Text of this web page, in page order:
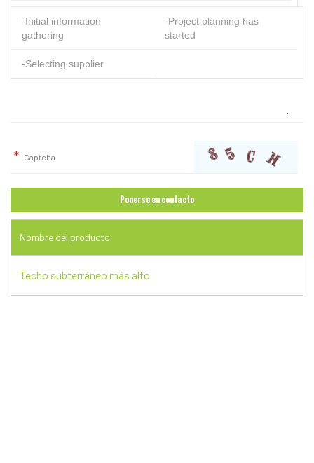
-Initial information
gathering
-Project planning has
started
-Selecting supplier
Nombre del producto
Techo subterráneo más alto